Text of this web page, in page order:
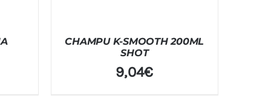
CHAMPU K-SMOOTH 200ML
SHOT
9,04€